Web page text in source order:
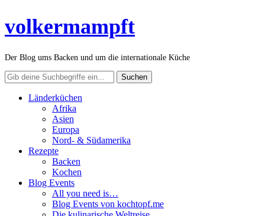
volkermampft
Der Blog ums Backen und um die internationale Küche
Länderküchen
Afrika
Asien
Europa
Nord- & Südamerika
Rezepte
Backen
Kochen
Blog Events
All you need is…
Blog Events von kochtopf.me